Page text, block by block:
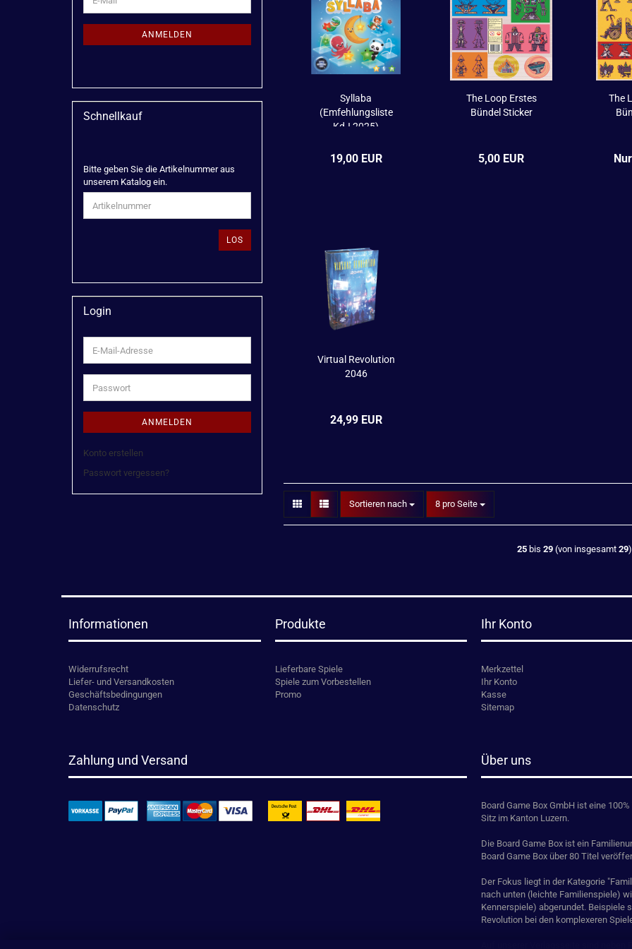
Syllaba
(Emfehlungsliste
KdJ 2025)
19,00 EUR
The Loop Erstes
Bündel Sticker
5,00 EUR
The
Virtual Revolution
2046
24,99 EUR
Sortieren nach
Sortieren nach 8 pro Seite
pro Seite
25 bis 29 (von insgesamt 29)
ZUR
Mail
ANMELDEN
Schnellkauf
BITTE
GEBEN
SIE
DIE
ARTIKELNUMMER
Bitte geben Sie die Artikelnummer aus
unserem Katalog ein.
LOS
Login
E-
Mail-
Adresse
Passwort
ANMELDEN
Konto erstellen
Passwort vergessen?
Informationen
Widerrufsrecht
Liefer- und Versandkosten
Geschäftsbedingungen
Datenschutz
Produkte
Lieferbare Spiele
Spiele zum Vorbestellen
Promo
Ihr Konto
Merkzettel
Ihr Konto
Kasse
Sitemap
Zahlung und Versand Über uns
Board Game Box GmbH ist eine
Sitz im Kanton Luzern.
Die Board Game Box ist ein
Board Game Box über 80 Titel
Der Fokus liegt in der Kategorie
nach unten (leichte Familienspiele)
Kennerspiele) abgerundet. Beispiele
Revolution bei den komplexeren